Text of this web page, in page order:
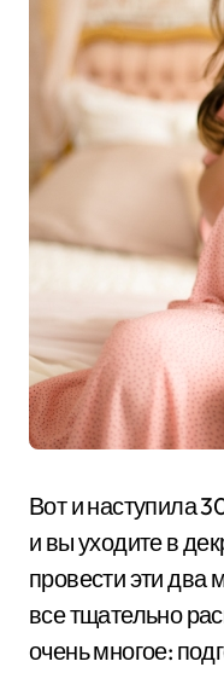
Вот и наступила
и вы уходите в
провести эти два
все тщательно
очень многое: